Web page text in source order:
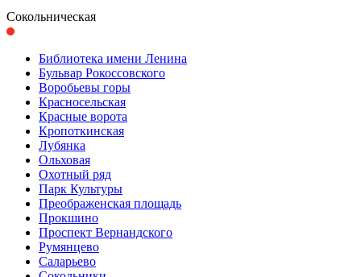
Сокольническая
Библиотека имени Ленина
Бульвар Рокоссовского
Воробьевы горы
Красно­сельская
Красные ворота
Кропоткинс­кая
Лубянка
Ольховая
Охотный ряд
Парк Культуры
Преобра­женская площадь
Прокшино
Проспект Вернандского
Румянцево
Саларьево